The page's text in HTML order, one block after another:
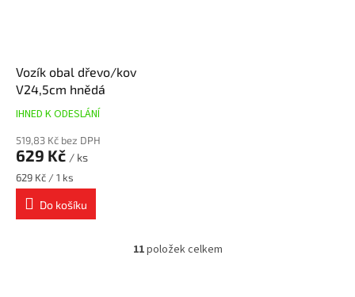
Vozík obal dřevo/kov
V24,5cm hnědá
IHNED K ODESLÁNÍ
519,83 Kč bez DPH
629 Kč / ks
Měrná
cena:
629 Kč / 1 ks
Do košíku
O
11položek celkem